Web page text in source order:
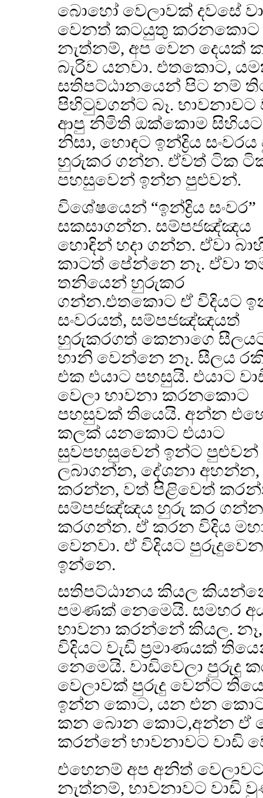
බොහෝ වෙලාවක් දවසේ
වෙනත් කටයුතු කරනකොට
නැත්නම්, අප වෙන දෙයක්
බැරිව යනවා. එතකොට,
සතිපට්ඨානයෙන් පිට නම්
පිහිටුවගන්ට බෑ.
ආපු නිමිති ඔක්කොම සිහියට
නිසා, හොඳට ඉන්ද්‍රිය
හුරුකර ගන්න. ඒවත් ටික
පහසුවෙන් ඉන්න පුළුවන්.
විශේෂයෙන් “ඉන්ද්‍රිය සංවර”
සකසාගන්න. සම්පජඤ්ඤය
හොඳින් හදා ගන්න. ඒවා
කාටත් පේන්නෙ නෑ. ඒවා
තනියෙන් හුරුකර
ගන්න.එතකොට ඒ විදියට
සංවරයත්, සම්පජඤ්ඤයත්
හුරුකරගත් කෙනාගෙ
හානි වෙන්නෙ නෑ. සීලය
එක එයාට පහසුයි. එයාට
වෙලා භාවනා කරනකොට
පහසුවක් තියෙයි. අන්න
කලක් යනකොට එයාට
සුවපහසුවෙන් ඉන්ට පුළුවන්
ලබාගන්න, දේශනා
කරන්න, වත් පිළිවෙත්
සම්පජඤ්ඤය හුරු කර ගන්න.
කරගන්න. ඒ කරන විදිය
වෙනවා. ඒ විදියට
ඉන්නෙ.
සතිපට්ඨානය කියල
පමණක් නෙමෙයි. සමහර
භාවනා කරන්නේ කියල.
විදියට වැඩි ප්‍රමාණයක්
නෙමෙයි. වාඩිවෙලා පුරුදු
වෙලාවක් පුරුදු වෙන්ට
ඉන්න කොට, යන එන
කන බොන කොට,අන්න ඒ
කරන්නේ භාවනාවට වාඩි
එහෙනම් අප අනිත්
නැත්නම්, භාවනාවට වාඩි